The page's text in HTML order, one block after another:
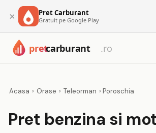
× Pret Carburant
Gratuit pe Google Play
Acasa › Orase › Teleorman › Poroschia
Pret benzina si